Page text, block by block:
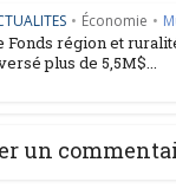
• Économie •
Fonds région et
plus de 5,5M$...
un